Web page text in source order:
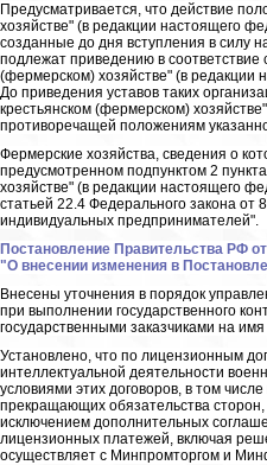
Предусматривается, что действие
хозяйстве" (в редакции настоящего
созданные до дня вступления в силу
подлежат приведению в
(фермерском) хозяйстве" (в редакции
До приведения уставов таких
крестьянском (фермерском)
противоречащей положениям
Фермерские хозяйства, сведения о
предусмотренном подпунктом 2
хозяйстве" (в редакции настоящего
статьей 22.4 Федерального закона от
индивидуальных предпринимателей".
Постановление Правительства РФ
"О внесении изменения в
Внесены уточнения в порядок
при выполнении государственного
государственными заказчиками на
Установлено, что по лицензионным
интеллектуальной деятельности
условиями этих договоров, в том
прекращающих обязательства сторон,
исключением дополнительных
лицензионных платежей, включая
осуществляет с Минпромторгом и